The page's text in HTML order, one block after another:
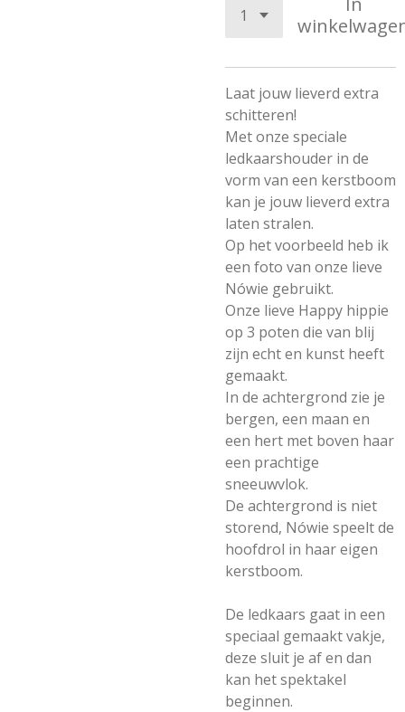
Laat jouw lieverd extra
schitteren!
Met onze speciale
ledkaarshouder in de
vorm van een kerstboom
kan je jouw lieverd extra
laten stralen.
Op het voorbeeld heb ik
een foto van onze lieve
Nówie gebruikt.
Onze lieve Happy hippie
op 3 poten die van blij
zijn echt en kunst heeft
gemaakt.
In de achtergrond zie je
bergen, een maan en
een hert met boven haar
een prachtige
sneeuwvlok.
De achtergrond is niet
storend, Nówie speelt de
hoofdrol in haar eigen
kerstboom.
De ledkaars gaat in een
speciaal gemaakt vakje,
deze sluit je af en dan
kan het spektakel
beginnen.